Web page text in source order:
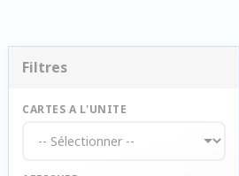
Filtres
CARTES A L'UNITE